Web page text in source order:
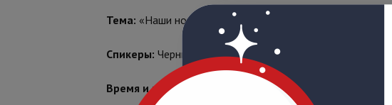
Тема: «Наши новые решения – Ваши новые клиенты».
Спикеры: Черных Дмитрий.
Время и место проведения:
18 апреля 10.00 - 16.00 -